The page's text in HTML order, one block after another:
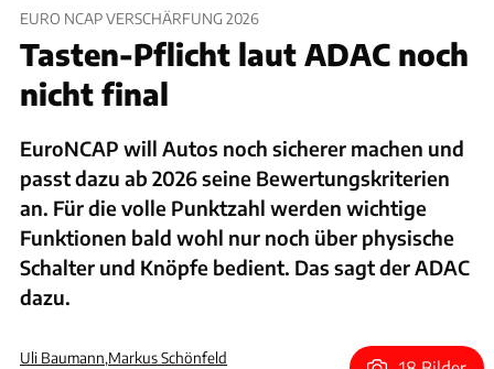
EURO NCAP VERSCHÄRFUNG 2026
Tasten-Pflicht laut ADAC noch
nicht final
EuroNCAP will Autos noch sicherer machen und
passt dazu ab 2026 seine Bewertungskriterien
an. Für die volle Punktzahl werden wichtige
Funktionen bald wohl nur noch über physische
Schalter und Knöpfe bedient. Das sagt der ADAC
dazu.
Uli Baumann,Markus Schönfeld